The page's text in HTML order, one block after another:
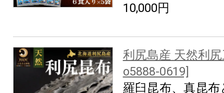
10,000円
利尻島産 天然利
o5888-0619]
羅臼昆布、真昆